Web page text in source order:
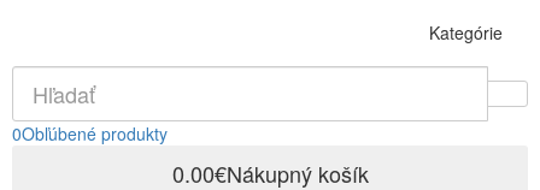
Kategórie
0Obľúbené produkty
0.00€Nákupný košík